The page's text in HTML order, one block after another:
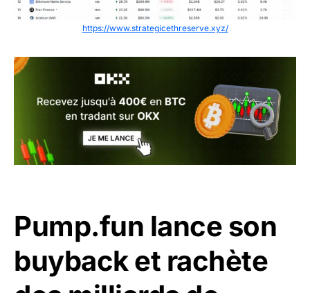
https://www.strategicethreserve.xyz/
Pump.fun lance son
buyback et rachète